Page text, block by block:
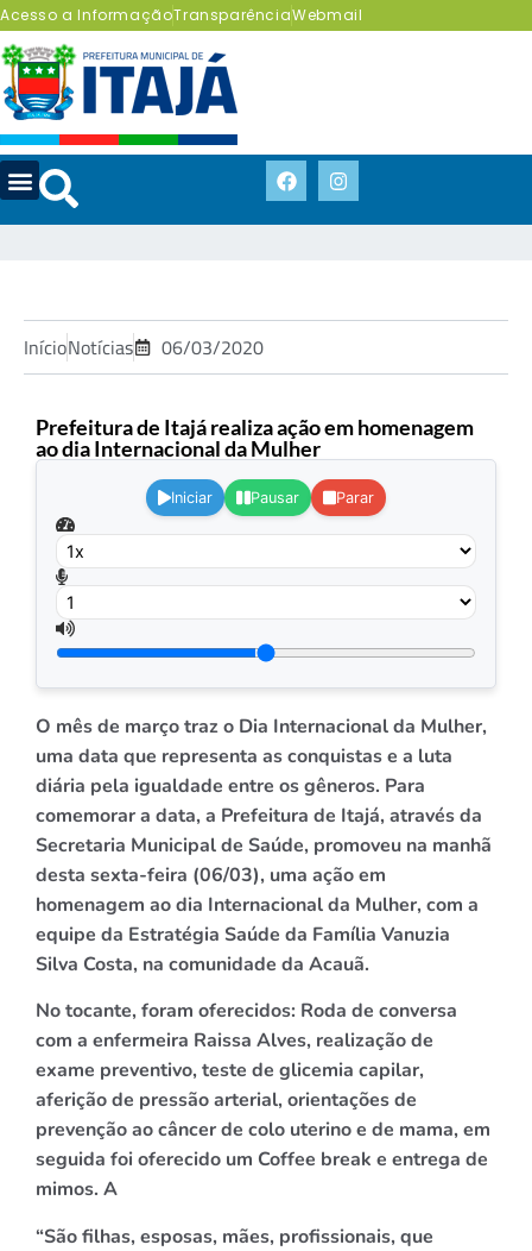
Acesso a InformaçãoTransparênciaWebmail
InícioNotícias 06/03/2020
Prefeitura de Itajá realiza ação em homenagem
ao dia Internacional da Mulher.
Iniciar Pausar Parar
O mês de março traz o Dia Internacional da Mulher,
uma data que representa as conquistas e a luta
diária pela igualdade entre os gêneros. Para
comemorar a data,a Prefeitura de Itajá, através da
Secretaria Municipal de Saúde, promoveu na manhã
desta sexta-feira (06/03), uma ação em
homenagem ao dia Internacional da Mulher, com a
equipe da Estratégia Saúde da Família Vanuzia
Silva Costa, na comunidade da Acauã.
No tocante, foram oferecidos: Roda de conversa
com a enfermeira Raissa Alves, realização de
exame preventivo, teste de glicemia capilar,
aferição de pressão arterial, orientações de
prevenção ao câncer de colo uterino e de mama, em
seguida foi oferecido um Coffee break e entrega de
mimos. A
“São filhas, esposas, mães, profissionais, que